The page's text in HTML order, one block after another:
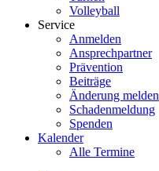
Volleyball
Service
Anmelden
Ansprechpartner
Prävention
Beiträge
Änderung melden
Schadenmeldung
Spenden
Kalender
Alle Termine